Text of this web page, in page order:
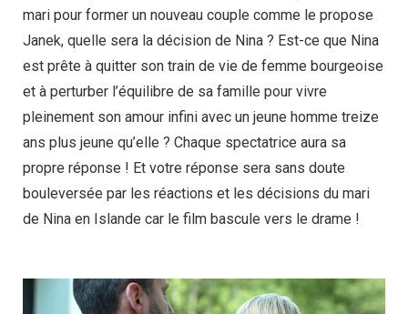
mari pour former un nouveau couple comme le propose
Janek, quelle sera la décision de Nina ? Est-ce que Nina
est prête à quitter son train de vie de femme bourgeoise
et à perturber l’équilibre de sa famille pour vivre
pleinement son amour infini avec un jeune homme treize
ans plus jeune qu’elle ? Chaque spectatrice aura sa
propre réponse ! Et votre réponse sera sans doute
bouleversée par les réactions et les décisions du mari
de Nina en Islande car le film bascule vers le drame !